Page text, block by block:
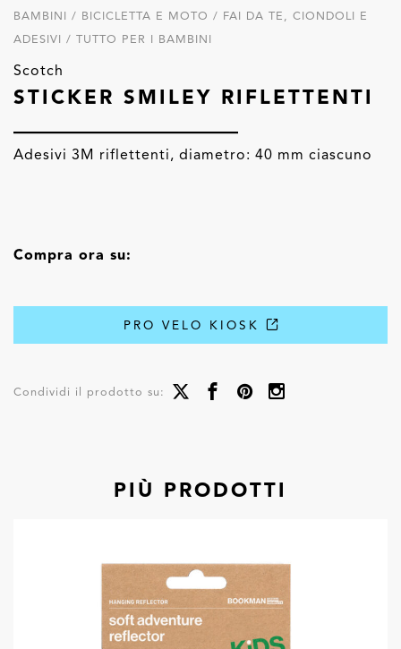
BAMBINI / BICICLETTA E MOTO / FAI DA TE, CIONDOLI E
ADESIVI / TUTTO PER I BAMBINI
Scotch
STICKER SMILEY RIFLETTENTI
Adesivi 3M riflettenti, diametro: 40 mm ciascuno
Compra ora su:
PRO VELO KIOSK
Condividi il prodotto su:
PIÙ PRODOTTI